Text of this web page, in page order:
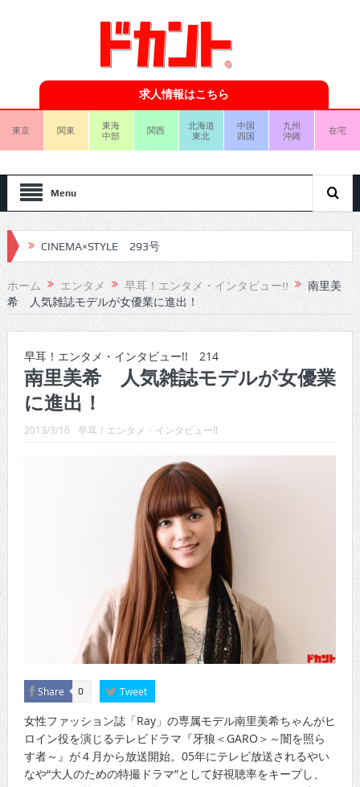
求人情報はこちら
東京 関東
東海
中部
関西
北海道
東北
中国
四国
九州
沖縄
在宅
Menu
CINEMA×STYLE 293号
CINEMA×STYLE 292号
CINEMA×STYLE 291号
CINEMA×STYLE 289号
CINEMA×STYLE 288号
CINEMA×STYLE 287号
CINEMA×STYLE 285号
CINEMA×STYLE 294号
ホーム エンタメ 早耳！エンタメ・インタビュー!!
南里美
希 人気雑誌モデルが女優業に進出！
早耳！エンタメ・インタビュー!! 214
南里美希 人気雑誌モデルが女優業
に進出！
2013/3/16 早耳！エンタメ・インタビュー!!
Share 0 Tweet
女性ファッション誌「Ray」の専属モデル南里美希ちゃんがヒ
ロイン役を演じるテレビドラマ『牙狼＜GARO＞～闇を照ら
す者～』が４月から放送開始。05年にテレビ放送されるやい
なや“大人のための特撮ドラマ”として好視聴率をキープし、